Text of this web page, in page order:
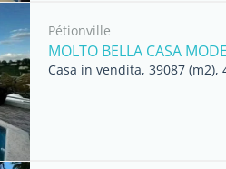
Pétionville
MOLTO BELLA CASA
Casa in vendita, 39087